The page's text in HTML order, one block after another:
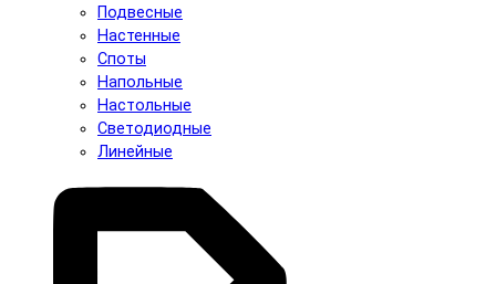
Подвесные
Настенные
Споты
Напольные
Настольные
Светодиодные
Линейные